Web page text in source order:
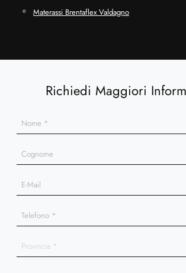
Materassi Brentaflex Valdagno
Richiedi Maggiori